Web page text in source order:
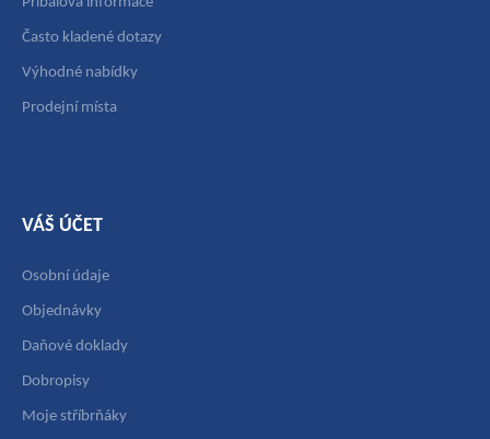
Často kladené dotazy
Výhodné nabídky
Prodejní místa
VÁŠ ÚČET
Osobní údaje
Objednávky
Daňové doklady
Dobropisy
Moje stříbrňáky